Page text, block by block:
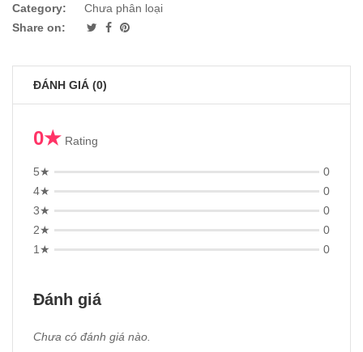
Category:
Chưa phân loại
Share on:
ĐÁNH GIÁ (0)
0★ Rating
5★
0
4★
0
3★
0
2★
0
1★
0
Đánh giá
Chưa có đánh giá nào.